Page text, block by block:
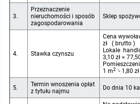
Dyżury Przewodniczącego Rady Gminy
Plan Postępowań
Informacje o wyborze ofert
W trakcie opracowania
Obowiązujące
W trakcie opracowania
Plan ogólny gminy
Obowiązujący
W trakcie opracowania
Formularze dotyczące aktów planowania
Wnioski o sporządzenie lub zmianę planów
Zbiory danych przestrzennych
OGŁOSZENIA
Taryfy dla zbiorowego zaopatrzenia w wodę i
ścieków dla Gminy Lasowice Wielkie
Punkty nieodpłatnej pomocy prawnej
3.
Przeznaczenie
nieruchomości i sposób
zagospodarowania
Sklep
4. Stawka czynszu
Cena
zł ( brutto )
Lokale
3,10 zł =
1 m2 -- 1,80
5.
Termin wnoszenia opłat
z tytułu najmu
Do dnia 10